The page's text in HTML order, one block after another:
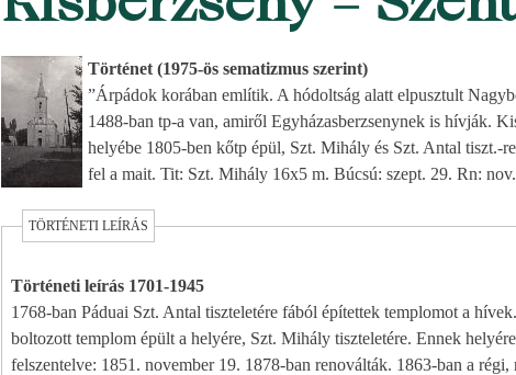
Történet (1975-ös sematizmus szerint)
”Árpádok korában említik. A hódoltság alatt elpusztult
1488-ban tp-a van, amiről Egyházasberzsenynek is hívják.
helyébe 1805-ben kőtp épül, Szt. Mihály és Szt. Antal tiszt.-
fel a mait. Tit: Szt. Mihály 16x5 m. Búcsú: szept. 29. Rn:
TÖRTÉNETI LEÍRÁS
Történeti leírás 1701-1945
1768-ban Páduai Szt. Antal tiszteletére fából építettek templomot a
boltozott templom épült a helyére, Szt. Mihály tiszteletére. Ennek
felszentelve: 1851. november 19. 1878-ban renoválták. 1863-ban a régi,